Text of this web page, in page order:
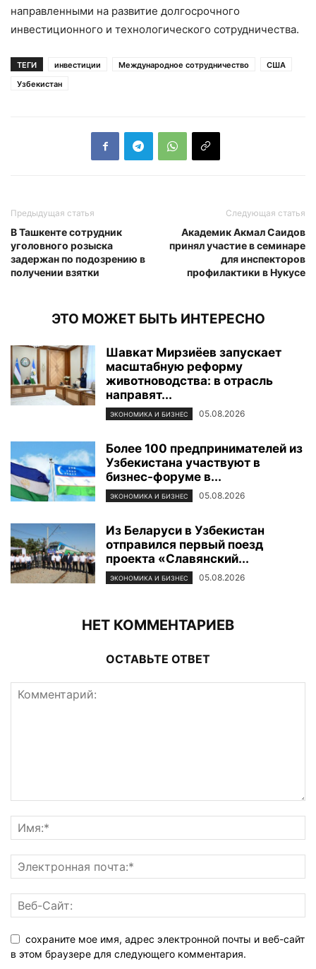
направленными на развитие долгосрочного
инвестиционного и технологического сотрудничества.
ТЕГИ инвестиции Международное сотрудничество
США
Узбекистан
Предыдущая статья
В Ташкенте сотрудник
уголовного розыска
задержан по подозрению в
получении взятки
Следующая статья
Академик Акмал Саидов
принял участие в семинаре
для инспекторов
профилактики в Нукусе
ЭТО МОЖЕТ БЫТЬ ИНТЕРЕСНО
Шавкат Мирзиёев запускает
масштабную реформу
животноводства: в отрасль
направят...
ЭКОНОМИКА И БИЗНЕС 05.08.2026
Более 100 предпринимателей из
Узбекистана участвуют в
бизнес-форуме в...
ЭКОНОМИКА И БИЗНЕС 05.08.2026
Из Беларуси в Узбекистан
отправился первый поезд
проекта «Славянский...
ЭКОНОМИКА И БИЗНЕС 05.08.2026
НЕТ КОММЕНТАРИЕВ
ОСТАВЬТЕ ОТВЕТ
сохраните мое имя, адрес электронной почты и веб-сайт
в этом браузере для следующего комментария.